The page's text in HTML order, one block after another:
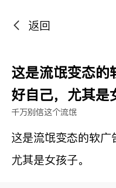
返回
这是流氓变态的
好自己，尤其是
千万别信这个流氓
这是流氓变态的软广
尤其是女孩子。